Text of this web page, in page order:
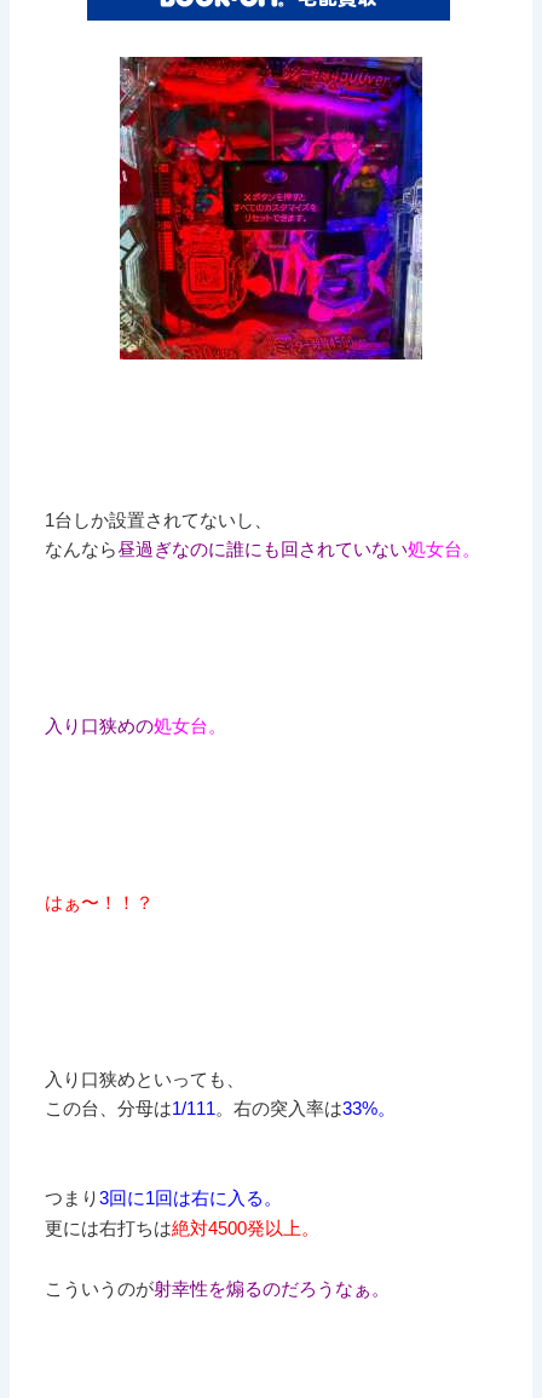
1台しか設置されてないし、
なんなら昼過ぎなのに誰にも回されていない処女台。
入り口狭めの処女台。
はぁ〜！！？
入り口狭めといっても、
この台、分母は1/111。右の突入率は33%。
つまり3回に1回は右に入る。
更には右打ちは絶対4500発以上。
こういうのが射幸性を煽るのだろうなぁ。